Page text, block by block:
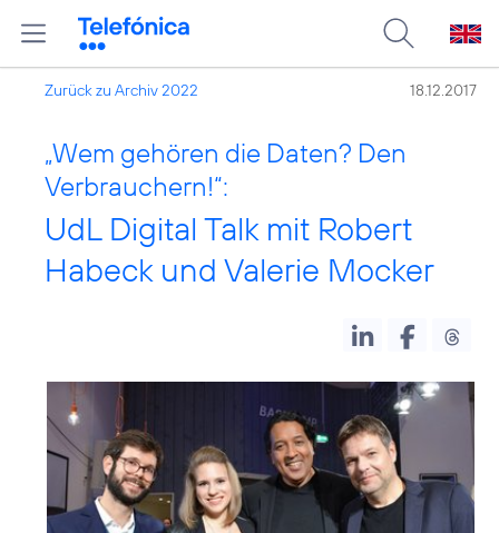
Zurück zu Archiv 2022 18.12.2017
„Wem gehören die Daten? Den
Verbrauchern!“:
UdL Digital Talk mit Robert
Habeck und Valerie Mocker